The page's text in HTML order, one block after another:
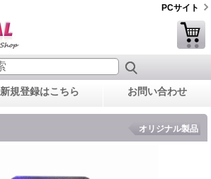
PCサイト
新規登録はこちら お問い合わせ
オリジナル製品